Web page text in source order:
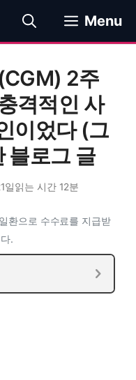
Menu
2주
격적인 사
이었다 (그
블로그 글
일읽는 시간 12분
환으로 수수료를 지급받
.